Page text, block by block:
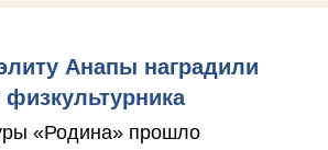
Анапы наградили
«Родина» прошло